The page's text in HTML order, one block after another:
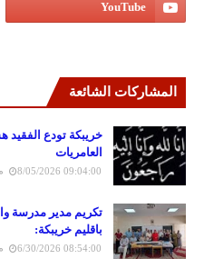
المشاركات الشائعة
خريبكة تودع الفقيد
العامريات
8/05/2026 09:04:00 م
تكريم مدير مدرسة
باقليم خريبكة:
6/30/2026 08:54:00 م